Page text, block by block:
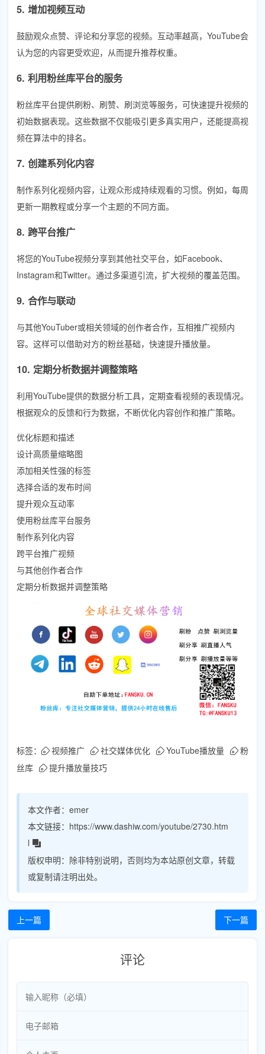
5. 增加视频互动
鼓励观众点赞、评论和分享您的视频。互动率越高，YouTube会
认为您的内容更受欢迎，从而提升推荐权重。
6. 利用粉丝库平台的服务
粉丝库平台提供刷粉、刷赞、刷浏览等服务，可快速提升视频的
初始数据表现。这些数据不仅能吸引更多真实用户，还能提高视
频在算法中的排名。
7. 创建系列化内容
制作系列化视频内容，让观众形成持续观看的习惯。例如，每周
更新一期教程或分享一个主题的不同方面。
8. 跨平台推广
将您的YouTube视频分享到其他社交平台，如Facebook、
Instagram和Twitter。通过多渠道引流，扩大视频的覆盖范围。
9. 合作与联动
与其他YouTuber或相关领域的创作者合作，互相推广视频内
容。这样可以借助对方的粉丝基础，快速提升播放量。
10. 定期分析数据并调整策略
利用YouTube提供的数据分析工具，定期查看视频的表现情况。
根据观众的反馈和行为数据，不断优化内容创作和推广策略。
优化标题和描述
设计高质量缩略图
添加相关性强的标签
选择合适的发布时间
提升观众互动率
使用粉丝库平台服务
制作系列化内容
跨平台推广视频
与其他创作者合作
定期分析数据并调整策略
标签： 视频推广 社交媒体优化 YouTube播放量
粉
丝库
提升播放量技巧
本文作者： emer
本文链接： https://www.dashiw.com/youtube/2730.htm
l
版权申明： 除非特别说明，否则均为本站原创文章，转载
或复制请注明出处。
上一篇 下一篇
评论